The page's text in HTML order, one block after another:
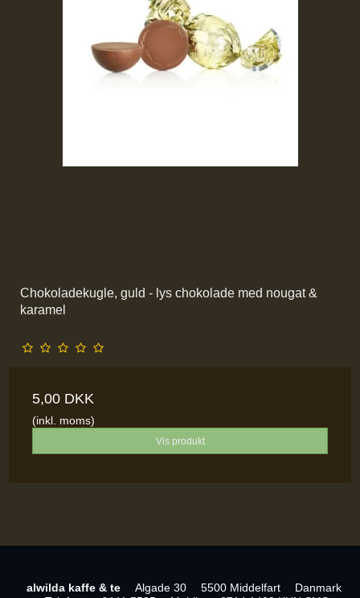
Chokoladekugle, guld - lys chokolade med nougat &
karamel
5,00 DKK
(inkl. moms)
Vis produkt
alwilda kaffe & te Algade 30 5500 Middelfart
Danmark